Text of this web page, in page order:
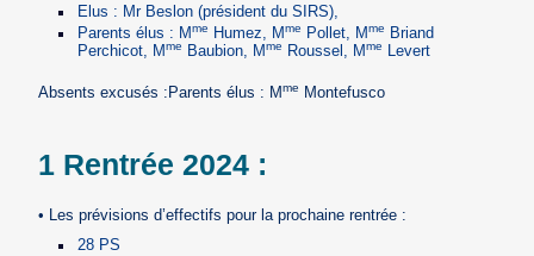
Elus : Mr Beslon (président du SIRS),
Parents élus : Mme Humez, Mme Pollet, Mme
Briand
Perchicot, Mme Baubion, Mme Roussel, Mme Levert
Absents excusés :Parents élus : Mme Montefusco
1 Rentrée 2024 :
• Les prévisions d’effectifs pour la prochaine rentrée :
28 PS